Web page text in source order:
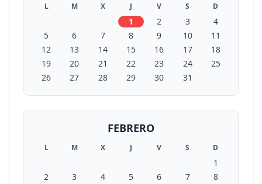
L M X J V S D
1 2 3
4
5
6 7 8 9 10
11
12
13 14 15 16 17
18
19
20 21 22 23 24
25
26
27 28 29 30 31
FEBRERO
L M X J V S D
1
2
3 4 5 6 7
8